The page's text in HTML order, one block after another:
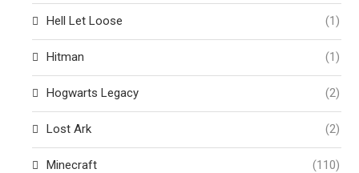
Hell Let Loose (1)
Hitman (1)
Hogwarts Legacy (2)
Lost Ark (2)
Minecraft (110)